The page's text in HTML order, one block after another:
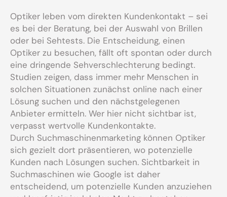
Optiker leben vom direkten Kundenkontakt – sei
es bei der Beratung, bei der Auswahl von Brillen
oder bei Sehtests. Die Entscheidung, einen
Optiker zu besuchen, fällt oft spontan oder durch
eine dringende Sehverschlechterung bedingt.
Studien zeigen, dass immer mehr Menschen in
solchen Situationen zunächst online nach einer
Lösung suchen und den nächstgelegenen
Anbieter ermitteln. Wer hier nicht sichtbar ist,
verpasst wertvolle Kundenkontakte.
Durch Suchmaschinenmarketing können Optiker
sich gezielt dort präsentieren, wo potenzielle
Kunden nach Lösungen suchen. Sichtbarkeit in
Suchmaschinen wie Google ist daher
entscheidend, um potenzielle Kunden anzuziehen